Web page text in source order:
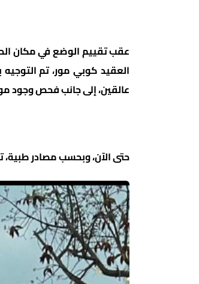
عقب تقييم الوضع في مكان
العقيد كوبي مور، تم
عالقين، إلى جانب فحص وجود
حتى الآن، وبحسب مصادر طبية، تم إجلاء نحو 20